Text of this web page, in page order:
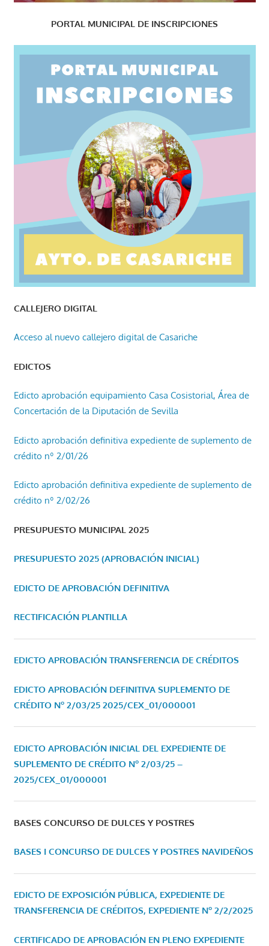
PORTAL MUNICIPAL DE INSCRIPCIONES
CALLEJERO DIGITAL
Acceso al nuevo callejero digital de Casariche
EDICTOS
Edicto aprobación equipamiento Casa Cosistorial, Área de
Concertación de la Diputación de Sevilla
Edicto aprobación definitiva expediente de suplemento de
crédito nº 2/01/26
Edicto aprobación definitiva expediente de suplemento de
crédito nº 2/02/26
PRESUPUESTO MUNICIPAL 2025
PRESUPUESTO 2025 (APROBACIÓN INICIAL)
EDICTO DE APROBACIÓN DEFINITIVA
RECTIFICACIÓN PLANTILLA
EDICTO APROBACIÓN TRANSFERENCIA DE CRÉDITOS
EDICTO APROBACIÓN DEFINITIVA SUPLEMENTO DE
CRÉDITO Nº 2/03/25 2025/CEX_01/000001
EDICTO APROBACIÓN INICIAL DEL EXPEDIENTE DE
SUPLEMENTO DE CRÉDITO Nº 2/03/25 –
2025/CEX_01/000001
BASES CONCURSO DE DULCES Y POSTRES
BASES I CONCURSO DE DULCES Y POSTRES NAVIDEÑOS
EDICTO DE EXPOSICIÓN PÚBLICA, EXPEDIENTE DE
TRANSFERENCIA DE CRÉDITOS, EXPEDIENTE Nº 2/2/2025
CERTIFICADO DE APROBACIÓN EN PLENO EXPEDIENTE